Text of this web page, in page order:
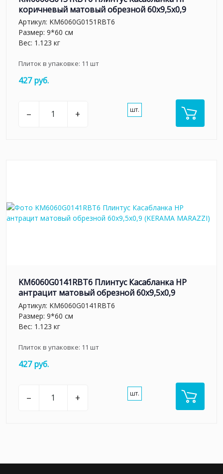
коричневый матовый обрезной 60x9,5x0,9
Артикул: KM6060G0151RBT6
Размер: 9*60 см
Вес: 1.123 кг
Плиток в упаковке: 11 шт
427 руб.
– + шт.
KM6060G0141RBT6 Плинтус Касабланка HP
антрацит матовый обрезной 60x9,5x0,9
Артикул: KM6060G0141RBT6
Размер: 9*60 см
Вес: 1.123 кг
Плиток в упаковке: 11 шт
427 руб.
– + шт.